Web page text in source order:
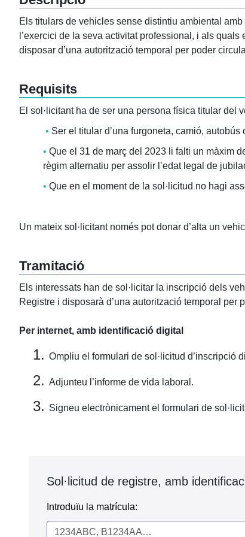
Els titulars de vehicles sense distintiu ambiental
l’exercici de la seva activitat professional, i als
disposar d’una autorització temporal per poder
Requisits
El sol·licitant ha de ser una persona física titular del
• Ser el titular d’una furgoneta, camió,
• Que el 31 de març del 2023 li falti un màxim
règim alternatiu per assolir l’edat legal de
• Que en el moment de la sol·licitud no hagi
Un mateix sol·licitant només pot donar d’alta un
Tramitació
Els interessats han de sol·licitar la inscripció dels
Registre i disposarà d’una autorització temporal per
Per internet, amb identificació digital
Ompliu el formulari de sol·licitud d’inscripció
Adjunteu l’informe de vida laboral.
Signeu electrònicament el formulari de
Sol·licitud de registre, amb
Introduïu la matrícula: